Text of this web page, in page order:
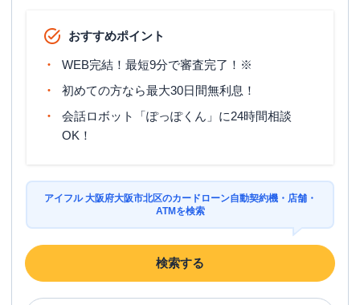
おすすめポイント
WEB完結！最短9分で審査完了！※
初めての方なら最大30日間無利息！
会話ロボット「ぽっぽくん」に24時間相談
OK！
アイフル 大阪府大阪市北区のカードローン自動契約機・店舗・
ATMを検索
検索する